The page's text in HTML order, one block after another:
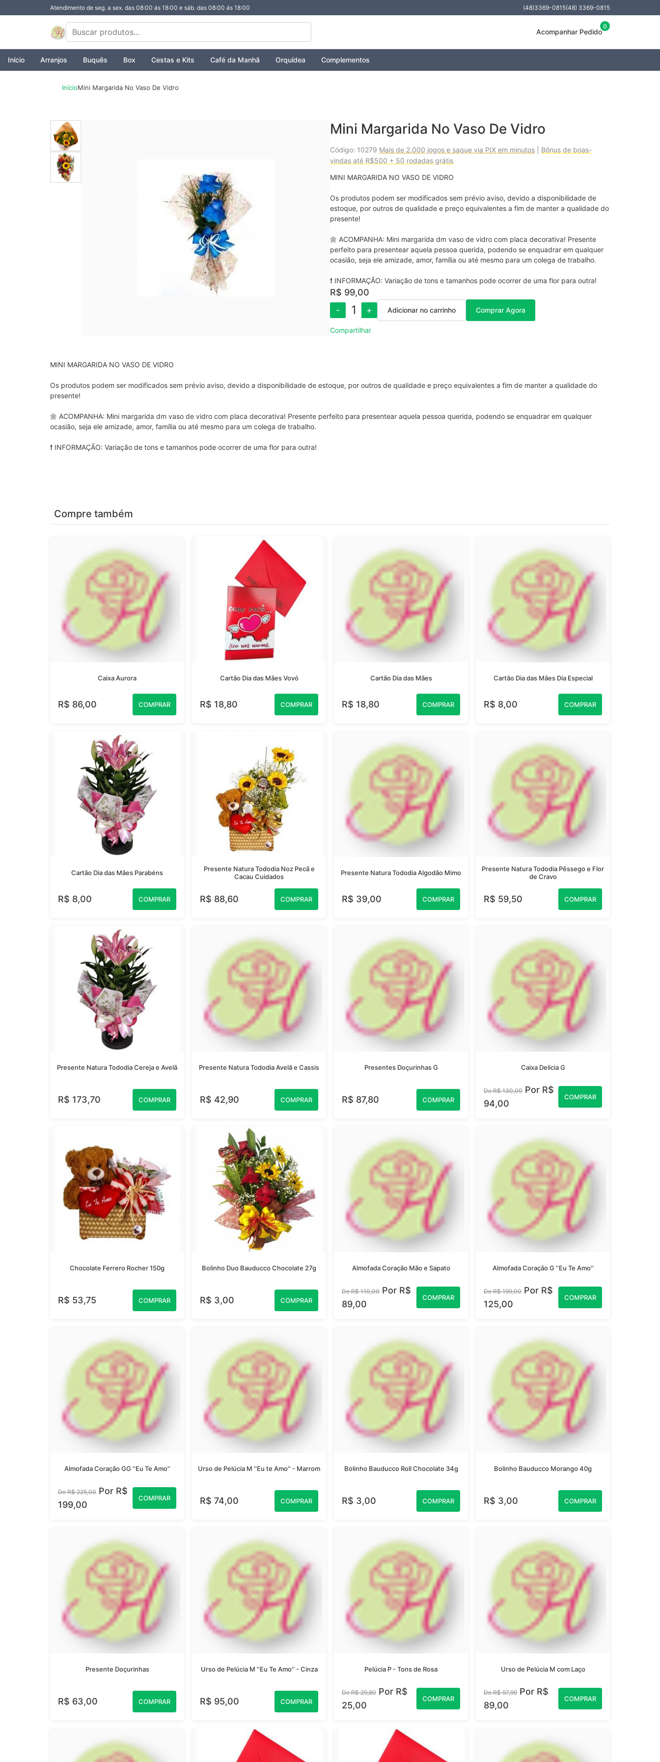
Atendimento de seg. a sex. das 08:00 ás 18:00 e sáb. das 08:00 ás 18:00 (48)3369-0815(48) 3369-0815
Acompanhar Pedido
0
Início Arranjos Buquês Box Cestas e Kits Café da Manhã Orquídea Complementos
InícioMini Margarida No Vaso De Vidro
Mini Margarida No Vaso De Vidro
Código: 10279 Mais de 2.000 jogos e saque via PIX em minutos
Bônus de boas-
vindas até R$500 + 50 rodadas grátis
MINI MARGARIDA NO VASO DE VIDRO
Os produtos podem ser modificados sem prévio aviso, devido a disponibilidade de
estoque, por outros de qualidade e preço equivalentes a fim de manter a qualidade do
presente!
🌼 ACOMPANHA: Mini margarida dm vaso de vidro com placa decorativa! Presente
perfeito para presentear aquela pessoa querida, podendo se enquadrar em qualquer
ocasião, seja ele amizade, amor, família ou até mesmo para um colega de trabalho.
❗ INFORMAÇÃO: Variação de tons e tamanhos pode ocorrer de uma flor para outra!
R$ 99,00
-
1 + Adicionar no carrinho Comprar Agora
Compartilhar
MINI MARGARIDA NO VASO DE VIDRO
Os produtos podem ser modificados sem prévio aviso, devido a disponibilidade de estoque, por outros de qualidade e preço equivalentes a fim de manter a qualidade do
presente!
🌼 ACOMPANHA: Mini margarida dm vaso de vidro com placa decorativa! Presente perfeito para presentear aquela pessoa querida, podendo se enquadrar em qualquer
ocasião, seja ele amizade, amor, família ou até mesmo para um colega de trabalho.
❗ INFORMAÇÃO: Variação de tons e tamanhos pode ocorrer de uma flor para outra!
Compre também
Caixa Aurora
R$ 86,00 COMPRAR
Cartão Dia das Mães Vovó
R$ 18,80 COMPRAR
Cartão Dia das Mães
R$ 18,80 COMPRAR
Cartão Dia das Mães Dia Especial
R$ 8,00 COMPRAR
Cartão Dia das Mães Parabéns
R$ 8,00 COMPRAR
Presente Natura Tododia Noz Pecã e
Cacau Cuidados
R$ 88,60 COMPRAR
Presente Natura Tododia Algodão Mimo
R$ 39,00 COMPRAR
Presente Natura Tododia Pêssego e Flor
de Cravo
R$ 59,50 COMPRAR
Presente Natura Tododia Cereja e Avelã
R$ 173,70 COMPRAR
Presente Natura Tododia Avelã e Cassis
R$ 42,90 COMPRAR
Presentes Doçurinhas G
R$ 87,80 COMPRAR
Caixa Delicia G
De R$ 130,00 Por R$
94,00
COMPRAR
Chocolate Ferrero Rocher 150g
R$ 53,75 COMPRAR
Bolinho Duo Bauducco Chocolate 27g
R$ 3,00 COMPRAR
Almofada Coração Mão e Sapato
De R$ 110,00 Por R$
89,00
COMPRAR
Almofada Coração G ''Eu Te Amo''
De R$ 199,00 Por R$
125,00
COMPRAR
Almofada Coração GG ''Eu Te Amo''
De R$ 225,00 Por R$
199,00
COMPRAR
Urso de Pelúcia M ''Eu te Amo'' - Marrom
R$ 74,00 COMPRAR
Bolinho Bauducco Roll Chocolate 34g
R$ 3,00 COMPRAR
Bolinho Bauducco Morango 40g
R$ 3,00 COMPRAR
Presente Doçurinhas
R$ 63,00 COMPRAR
Urso de Pelúcia M ''Eu Te Amo'' - Cinza
R$ 95,00 COMPRAR
Pelúcia P - Tons de Rosa
De R$ 29,80 Por R$
25,00
COMPRAR
Urso de Pelúcia M com Laço
De R$ 97,99 Por R$
89,00
COMPRAR